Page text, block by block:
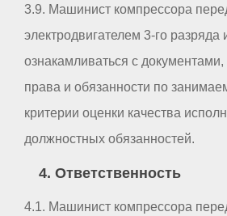
3.9. Машинист компрессора
электродвигателем 3-го разряда
ознакамливаться с
права и обязанности по
критерии оценки качества
должностных обязанностей.
4. Ответственность
4.1. Машинист компрессора